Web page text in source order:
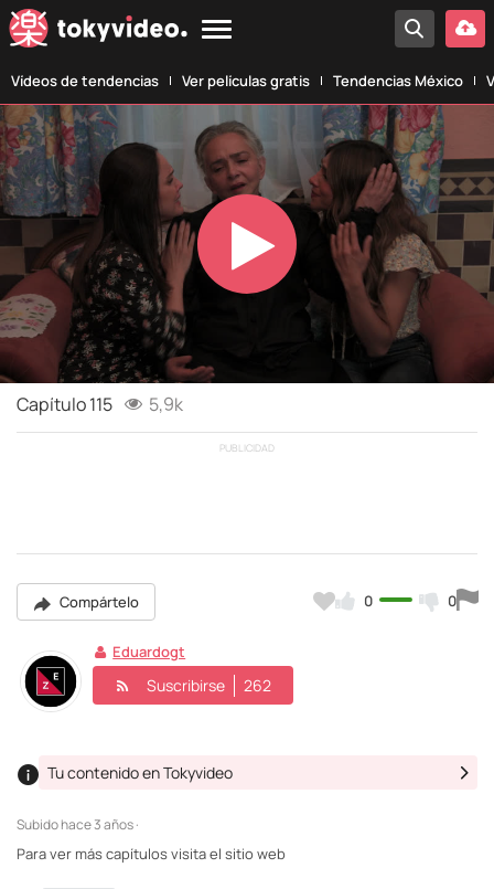
Vídeos de tendencias Ver películas gratis Tendencias México
Play
Video
Capítulo 115 5,9k
PUBLICIDAD
Compártelo 0 0
Eduardogt
Suscribirse 262
Subidohace 3 años ·
Tu contenido en Tokyvideo
Para ver más capítulos visita el sitio web